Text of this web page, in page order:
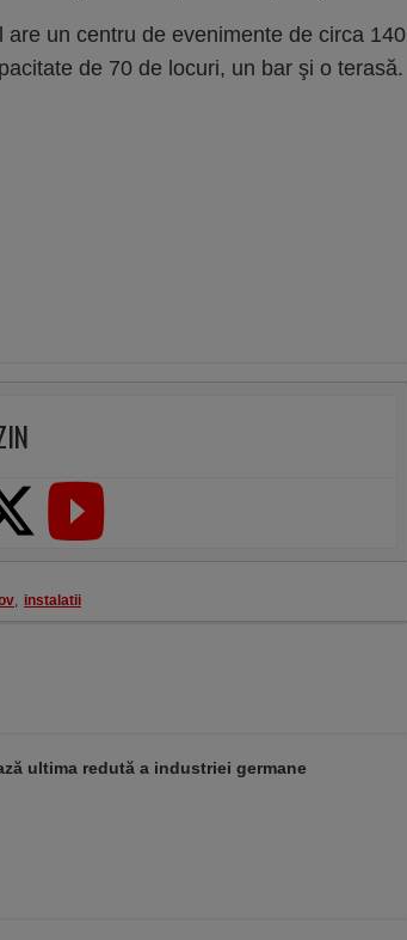
un centru de evenimente de circa 140
de 70 de locuri, un bar şi o terasă.
, instalatii
ultima redută a industriei germane